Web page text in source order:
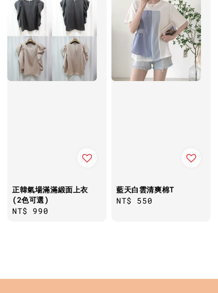
正韓氣場滿滿緞面上衣
(2色可選)
Regular
NT$ 990
藍天白雲清爽棉T
Regular
NT$ 550